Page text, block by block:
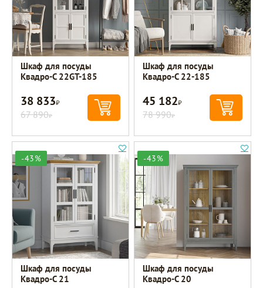
Шкаф для посуды
Квадро-С 22GT-185
38 833Р
67 890Р
Шкаф для посуды
Квадро-С 22-185
45 182Р
78 990Р
-43%
Шкаф для посуды
Квадро-С 21
-43%
Шкаф для посуды
Квадро-С 20